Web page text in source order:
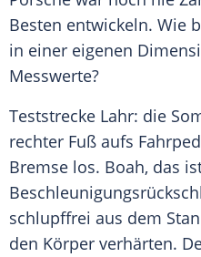
Besten entwickeln. Wie
in einer eigenen
Messwerte?
Teststrecke Lahr: die
rechter Fuß aufs
Bremse los. Boah, das
schlupffrei aus dem
den Körper verhärten.